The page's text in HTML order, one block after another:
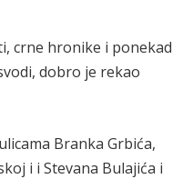
crne hronike i ponekad
dobro je rekao
Branka Grbića,
i i Stevana Bulajića i